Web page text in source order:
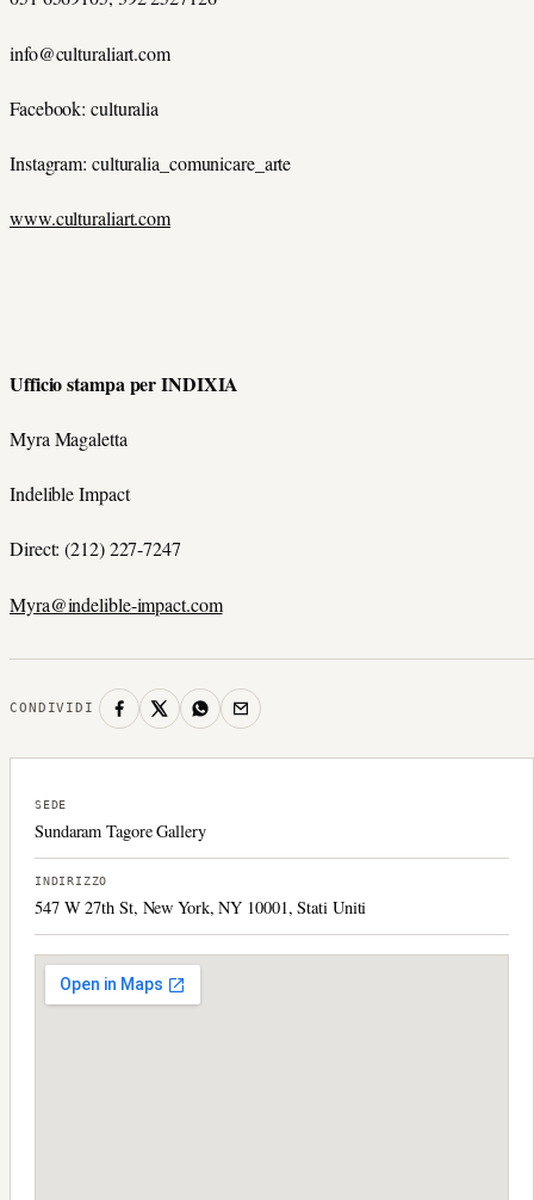
info@culturaliart.com
Facebook: culturalia
Instagram: culturalia_comunicare_arte
www.culturaliart.com
Ufficio stampa per INDIXIA
Myra Magaletta
Indelible Impact
Direct: (212) 227-7247
Myra@indelible-impact.com
CONDIVIDI
SEDE
Sundaram Tagore Gallery
INDIRIZZO
547 W 27th St, New York, NY 10001, Stati Uniti